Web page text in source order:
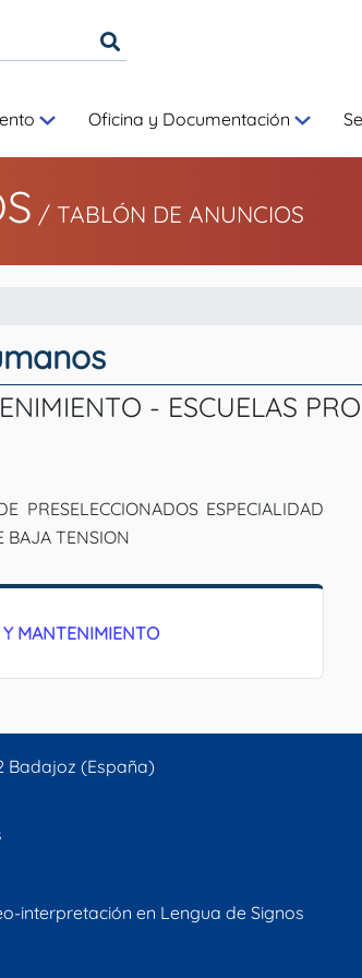
Oficina y Documentación
/ TABLÓN DE ANUNCIOS
- ESCUELAS
PRESELECCIONADOS ESPECIALIDAD
BAJA TENSION
MANTENIMIENTO
Badajoz (España)
interpretación en Lengua de Signos